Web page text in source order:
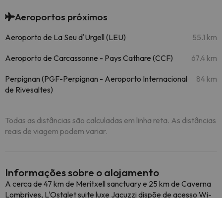
Aeroportos próximos
Aeroporto de La Seu d'Urgell (LEU) 55.1 km
Aeroporto de Carcassonne - Pays Cathare (CCF) 67.4 km
Perpignan (PGF-Perpignan - Aeroporto Internacional
de Rivesaltes)
84 km
Todas as distâncias são calculadas em linha reta. As distâncias
reais de viagem podem variar.
Informações sobre o alojamento
A cerca de 47 km de Meritxell sanctuary e 25 km de Caverna
Lombrives, L'Ostalet suite luxe Jacuzzi dispõe de acesso Wi-